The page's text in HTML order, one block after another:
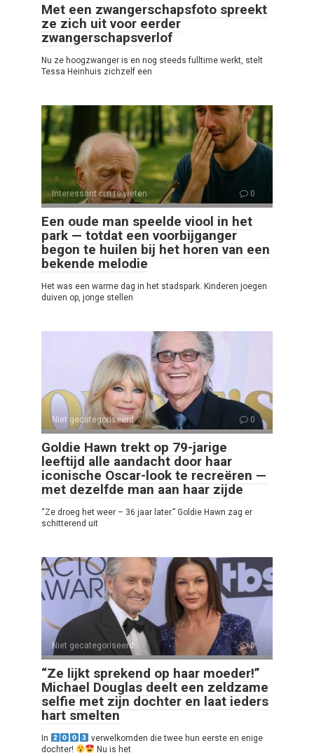
Met een zwangerschapsfoto spreekt
ze zich uit voor eerder
zwangerschapsverlof
Nu ze hoogzwanger is en nog steeds fulltime werkt, stelt
Tessa Heinhuis zichzelf een
Interessant om te weten 0
Een oude man speelde viool in het
park — totdat een voorbijganger
begon te huilen bij het horen van een
bekende melodie
Het was een warme dag in het stadspark. Kinderen joegen
duiven op, jonge stellen
Niet gecategoriseerd 0
Goldie Hawn trekt op 79-jarige
leeftijd alle aandacht door haar
iconische Oscar-look te recreëren —
met dezelfde man aan haar zijde
“Ze droeg het weer – 36 jaar later.” Goldie Hawn zag er
schitterend uit
Niet gecategoriseerd 0
“Ze lijkt sprekend op haar moeder!”
Michael Douglas deelt een zeldzame
selfie met zijn dochter en laat ieders
hart smelten
In
verwelkomden die twee hun eerste en enige
dochter!
Nu is het